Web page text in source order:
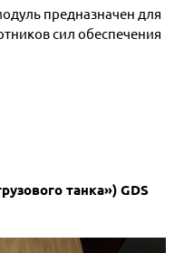
предназначен для
сил обеспечения
танка») GDS